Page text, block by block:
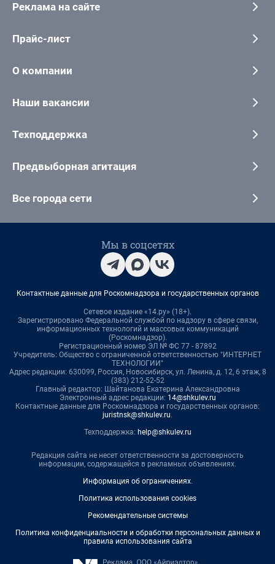
Реклама на сайте
Прайс-лист
О компании
Наши вакансии
Техподдержка
Предвыборная агитация
Все города сети
Мы в соцсетях
Контактные данные для Роскомнадзора и государственных органов
Сетевое издание «14.ру» (18+).
Зарегистрировано Федеральной службой по надзору в сфере связи,
информационных технологий и массовых коммуникаций
(Роскомнадзор).
Регистрационный номер ЭЛ № ФС 77 - 87892
Учредитель: Общество с ограниченной ответственностью "ИНТЕРНЕТ
ТЕХНОЛОГИИ"
Адрес редакции: 630099, Россия, Новосибирск, ул. Ленина, д. 12, 6 этаж, 8
(383) 212-52-52
Главный редактор: Шайтанова Екатерина Александровна
Электронный адрес редакции: 14@shkulev.ru
Контактные данные для Роскомнадзора и государственных органов:
juristnsk@shkulev.ru.
Техподдержка: help@shkulev.ru
Редакция сайта не несет ответственности за достоверность
информации, содержащейся в рекламных объявлениях.
Информация об ограничениях.
Политика использования cookies
Рекомендательные системы
Политика конфиденциальности и обработки персональных данных и
правила использования сайта